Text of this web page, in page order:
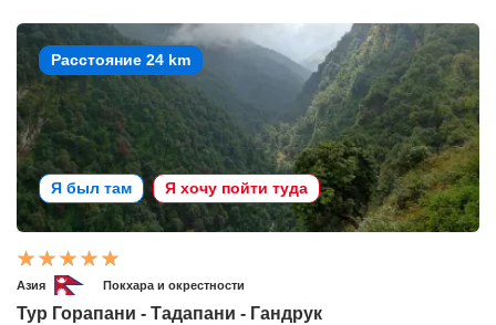
Расстояние 24 km
Я был там Я хочу пойти туда
Азия Покхара и окрестности
Тур Горапани - Тадапани - Гандрук